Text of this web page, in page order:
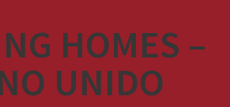
HOMES –
UNIDO